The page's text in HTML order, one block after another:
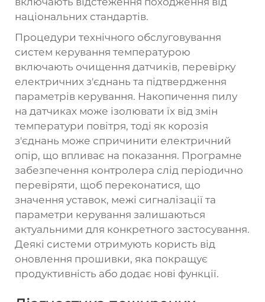
національних стандартів.
Процедури технічного обслуговування
систем керування температурою
включають очищення датчиків, перевірку
електричних з'єднань та підтвердження
параметрів керування. Накопичення пилу
на датчиках може ізолювати їх від змін
температури повітря, тоді як корозія
з'єднань може спричинити електричний
опір, що впливає на показання. Програмне
забезпечення контролера слід періодично
перевіряти, щоб переконатися, що
значення уставок, межі сигналізації та
параметри керування залишаються
актуальними для конкретного застосування.
Деякі системи отримують користь від
оновлення прошивки, яка покращує
продуктивність або додає нові функції.